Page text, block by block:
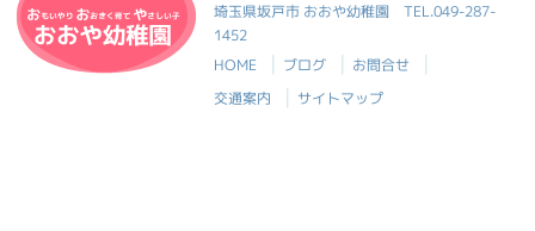
おおや幼稚園
埼玉県坂戸市 おおや幼稚園TEL.049-287-
1452
HOME | ブログ | お問合せ |
交通案内 | サイトマップ